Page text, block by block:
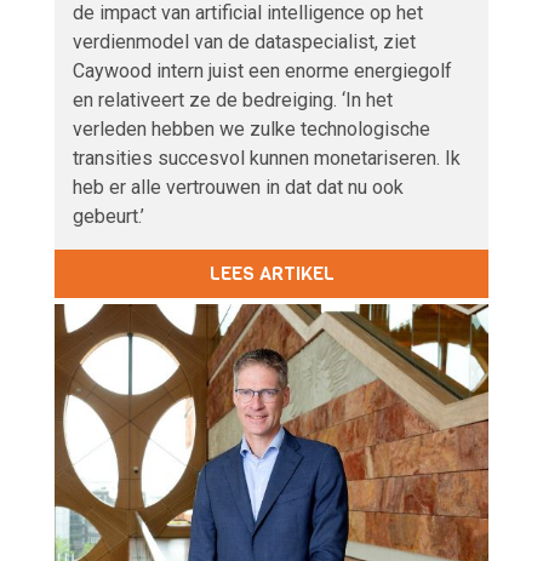
de impact van artificial intelligence op het
verdienmodel van de dataspecialist, ziet
Caywood intern juist een enorme energiegolf
en relativeert ze de bedreiging. ‘In het
verleden hebben we zulke technologische
transities succesvol kunnen monetariseren. Ik
heb er alle vertrouwen in dat dat nu ook
gebeurt.’
LEES ARTIKEL